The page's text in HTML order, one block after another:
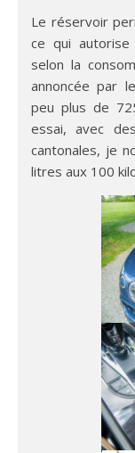
Le réservoir
ce qui
selon la
annoncée par
peu plus de
essai, avec
cantonales, je
litres aux 100